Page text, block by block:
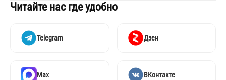
Читайте нас где удобно
Telegram Дзен
Max ВКонтакте